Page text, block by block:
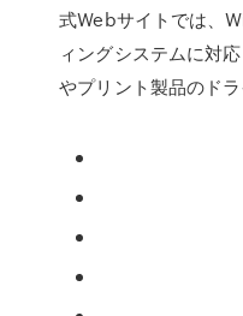
式Webサイトでは、
ィングシステムに対
やプリント製品のド